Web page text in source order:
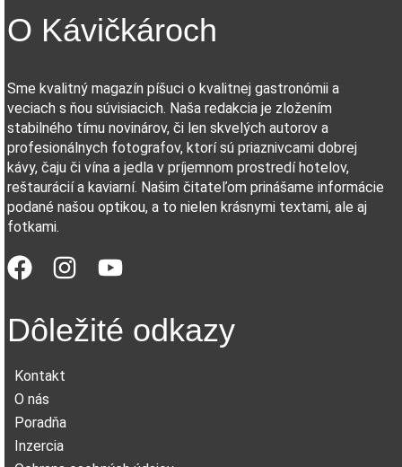
O Kávičkároch
Sme kvalitný magazín píšuci o kvalitnej gastronómii a
veciach s ňou súvisiacich. Naša redakcia je zložením
stabilného tímu novinárov, či len skvelých autorov a
profesionálnych fotografov, ktorí sú priaznivcami dobrej
kávy, čaju či vína a jedla v príjemnom prostredí hotelov,
reštaurácií a kaviarní. Našim čitateľom prinášame informácie
podané našou optikou, a to nielen krásnymi textami, ale aj
fotkami.
Dôležité odkazy
Kontakt
O nás
Poradňa
Inzercia